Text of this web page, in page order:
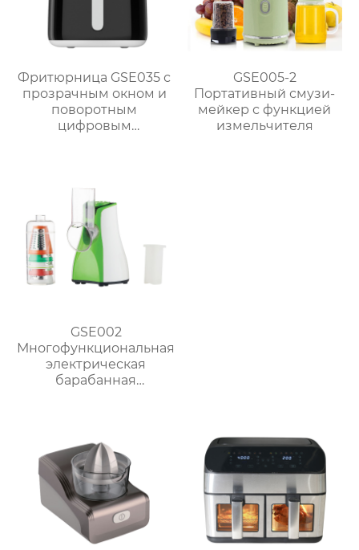
Фритюрница GSE035 с
прозрачным окном и
поворотным
цифровым
GSE005-2
Портативный смузи-
мейкер с функцией
измельчителя
GSE002
Многофункциональная
электрическая
барабанная